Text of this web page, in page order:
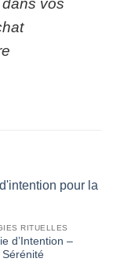
vos
RITUELLES
d’Intention –
Sérénité